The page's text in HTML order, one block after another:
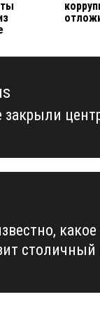
закрыли